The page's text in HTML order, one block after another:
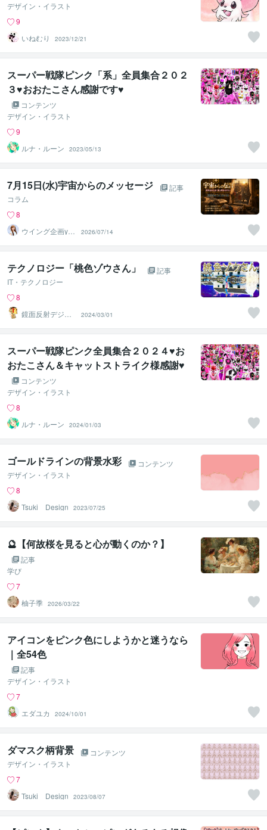
デザイン・イラスト
9
いねむり
2023/12/21
スーパー戦隊ピンク「系」全員集合２０２
３♥おおたこさん感謝です♥
コンテンツ
デザイン・イラスト
9
ルナ・ルーン
2023/05/13
7月15日(水)宇宙からのメッセージ
記事
コラム
8
ウイング企画yuk
a
2026/07/14
テクノロジー「桃色ゾウさん」
記事
IT・テクノロジー
8
鏡面反射デジタ
ルアート製作所
（鈴木穣）
2024/03/01
スーパー戦隊ピンク全員集合２０２４♥お
おたこさん＆キャットストライク様感謝♥
コンテンツ
デザイン・イラスト
8
ルナ・ルーン
2024/01/03
ゴールドラインの背景水彩
コンテンツ
デザイン・イラスト
8
Tsuki Design
2023/07/25
🔮【何故桜を見ると心が動くのか？】
記事
学び
7
柚子季 2026/03/22
アイコンをピンク色にしようかと迷うなら
｜全54色
記事
デザイン・イラスト
7
エダユカ
2024/10/01
ダマスク柄背景
コンテンツ
デザイン・イラスト
7
Tsuki Design
2023/08/07